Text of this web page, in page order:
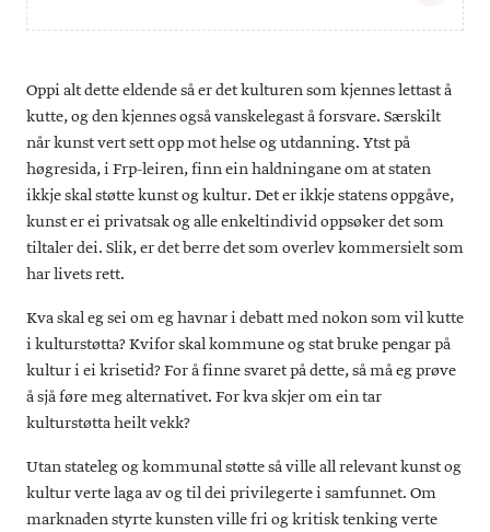
Utgitt:18. desember 2024
Korrektur:Bokarbeid
Trykk:Rolf Ottesen AS
Opplag:
1300
Omslag:Sigfrid Hernes
Oppi alt dette eldende så er det kulturen som kjennes lettast å
kutte, og den kjennes også vanskelegast å forsvare. Særskilt
når kunst vert sett opp mot helse og utdanning. Ytst på
høgresida, i Frp-leiren, finn ein haldningane om at staten
ikkje skal støtte kunst og kultur. Det er ikkje statens oppgåve,
kunst er ei privatsak og alle enkeltindivid oppsøker det som
tiltaler dei. Slik, er det berre det som overlev kommersielt som
har livets rett.
Kva skal eg sei om eg havnar i debatt med nokon som vil kutte
i kulturstøtta? Kvifor skal kommune og stat bruke pengar på
kultur i ei krisetid? For å finne svaret på dette, så må eg prøve
å sjå føre meg alternativet. For kva skjer om ein tar
kulturstøtta heilt vekk?
Utan stateleg og kommunal støtte så ville all relevant kunst og
kultur verte laga av og til dei privilegerte i samfunnet. Om
marknaden styrte kunsten ville fri og kritisk tenking verte